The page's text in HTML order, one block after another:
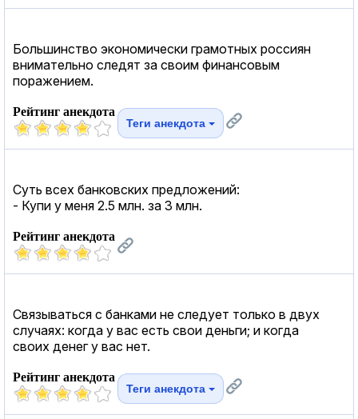
Большинство экономически грамотных россиян
внимательно следят за своим финансовым
поражением.
Рейтинг анекдота
Теги анекдота
Суть всех банковских предложений:
- Купи у меня 2.5 млн. за 3 млн.
Рейтинг анекдота
Связываться с банками не следует только в двух
случаях: когда у вас есть свои деньги; и когда
своих денег у вас нет.
Рейтинг анекдота
Теги анекдота